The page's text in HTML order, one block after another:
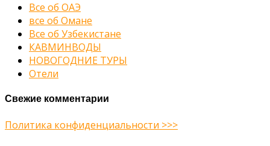
Все об ОАЭ
все об Омане
Все об Узбекистане
КАВМИНВОДЫ
НОВОГОДНИЕ ТУРЫ
Отели
Свежие комментарии
Политика конфиденциальности >>>